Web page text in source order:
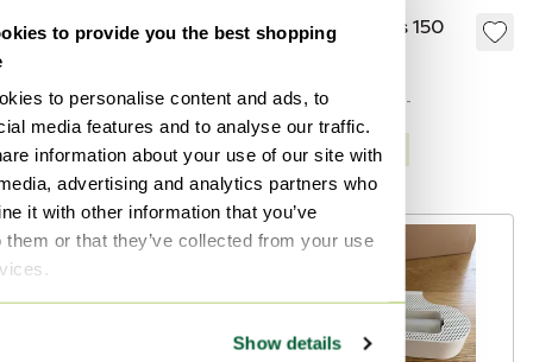
to provide you the best shopping
to personalise content and ads, to
media features and to analyse our traffic.
information about your use of our site with
advertising and analytics partners who
it with other information that you’ve
them or that they’ve collected from your use
Show details
Artemide Tolomeo
€ 185,- € 166,-
Bied vanaf € 148,-
Gecureerd
Artemide Tilos 150
Bied vanaf € 100,-
Gecureerd